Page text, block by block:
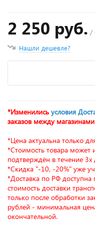
2 250 руб. /
Нашли дешевле?
*Изменились условия
заказов между
*Цена актуальна только
*Стоимость товара может
подтверждён в течение 3х
*Скидка "-10, -20%" уже
*Доставка по РФ доступна
стоимость доставки
только после обработки
рублей - минимальная
окончательной.